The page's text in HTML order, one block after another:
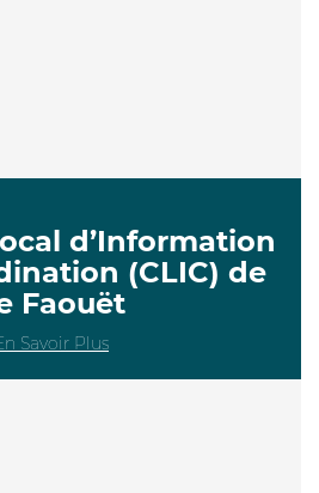
d’Information
(CLIC) de
Faouët
Savoir Plus